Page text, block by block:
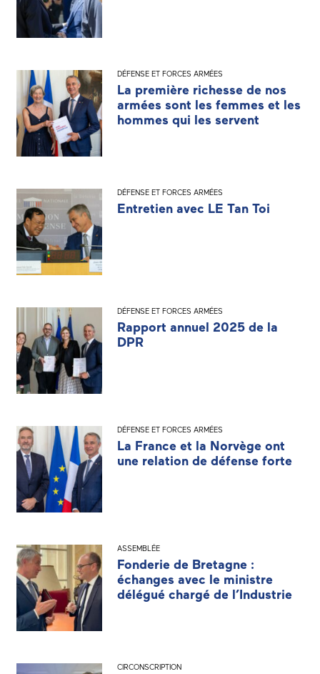
DÉFENSE ET FORCES ARMÉES
La première richesse de nos
armées sont les femmes et les
hommes qui les servent
DÉFENSE ET FORCES ARMÉES
Entretien avec LE Tan Toi
DÉFENSE ET FORCES ARMÉES
Rapport annuel 2025 de la
DPR
DÉFENSE ET FORCES ARMÉES
La France et la Norvège ont
une relation de défense forte
ASSEMBLÉE
Fonderie de Bretagne :
échanges avec le ministre
délégué chargé de l’Industrie
CIRCONSCRIPTION